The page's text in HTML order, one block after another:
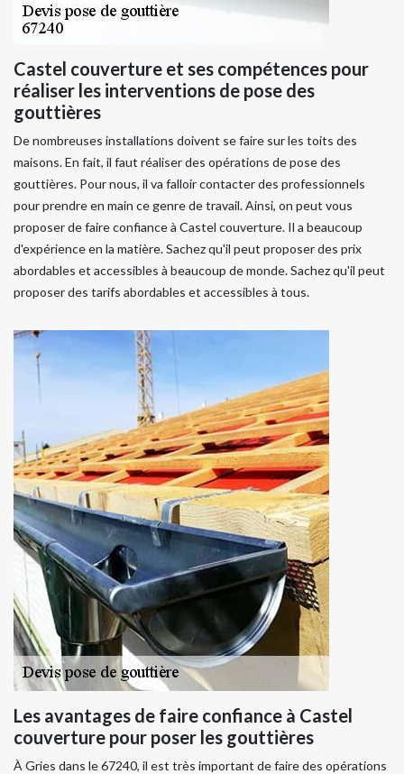
Castel couverture et ses compétences pour
réaliser les interventions de pose des
gouttières
De nombreuses installations doivent se faire sur les toits des
maisons. En fait, il faut réaliser des opérations de pose des
gouttières. Pour nous, il va falloir contacter des professionnels
pour prendre en main ce genre de travail. Ainsi, on peut vous
proposer de faire confiance à Castel couverture. Il a beaucoup
d'expérience en la matière. Sachez qu'il peut proposer des prix
abordables et accessibles à beaucoup de monde. Sachez qu'il peut
proposer des tarifs abordables et accessibles à tous.
Les avantages de faire confiance à Castel
couverture pour poser les gouttières
À Gries dans le 67240, il est très important de faire des opérations